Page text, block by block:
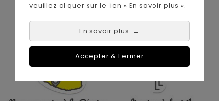
veuillez cliquer sur le lien « En savoir plus ».
En savoir plus →
Accepter & Fermer
Nos magasins à
La Réunion :
Achat en ligne :